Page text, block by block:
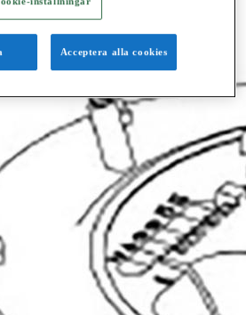
Acceptera alla cookies